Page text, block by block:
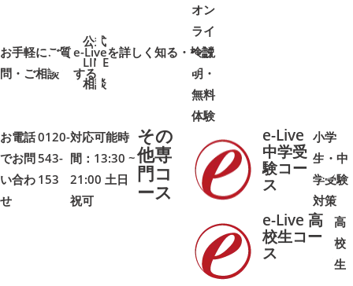
公式
LINE
相談
お手軽にご質
問・ご相談➜ ➜
オン
ライ
ン説
明・
無料
体験
e-Liveを詳しく知る・検討
する
➜➜
お電話
でお問
い合わ
せ
0120-
543-
153
対応可能時
間：13:30 ~
21:00 土日
祝可
その
他専
門コ
ース
e-Live
中学受
験コー
ス
小学
生・中
学受験
対策
➜➜
e-Live 高
校生コー
ス
高
校
生
➜➜